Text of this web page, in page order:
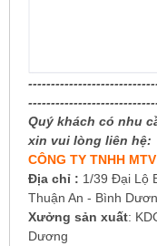
Quý khách có nhu
xin vui lòng liên hệ:
CÔNG TY TNHH
Địa chỉ : 1/39 Đại Lộ
Thuận An - Bình
Xưởng sản xuất:
Dương